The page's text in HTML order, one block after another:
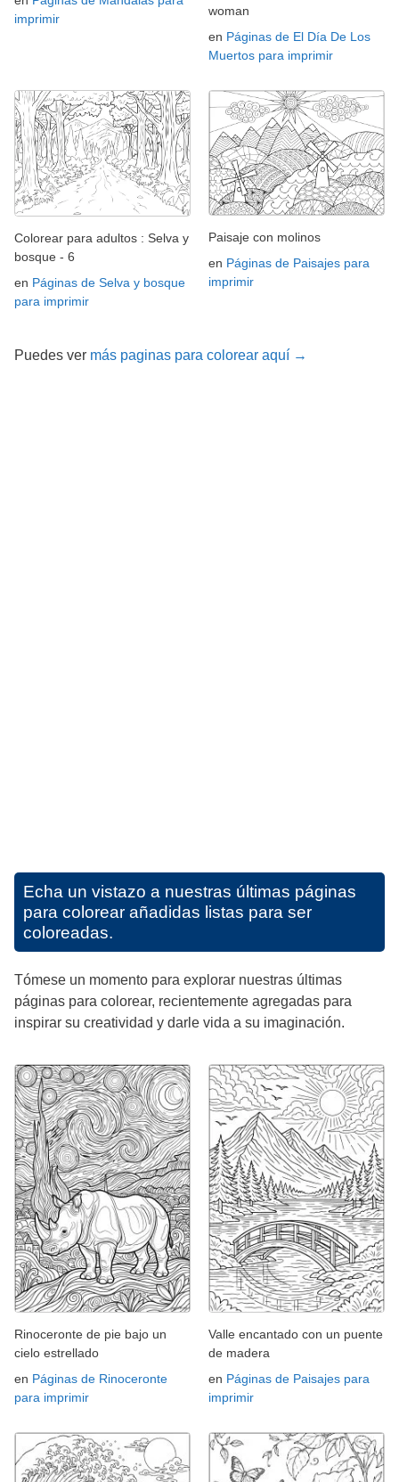
imprimir
woman
en Páginas de El Día De Los
Muertos para imprimir
Colorear para adultos : Selva y
bosque - 6
en Páginas de Selva y bosque
para imprimir
Paisaje con molinos
en Páginas de Paisajes para
imprimir
Puedes ver más paginas para colorear aquí →
Echa un vistazo a nuestras últimas páginas
para colorear añadidas listas para ser
coloreadas.
Tómese un momento para explorar nuestras últimas
páginas para colorear, recientemente agregadas para
inspirar su creatividad y darle vida a su imaginación.
Rinoceronte de pie bajo un
cielo estrellado
en Páginas de Rinoceronte
para imprimir
Valle encantado con un puente
de madera
en Páginas de Paisajes para
imprimir